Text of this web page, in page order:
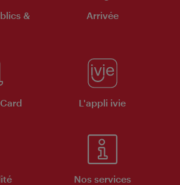
&
Arrivée
L'appli ivie
Nos services